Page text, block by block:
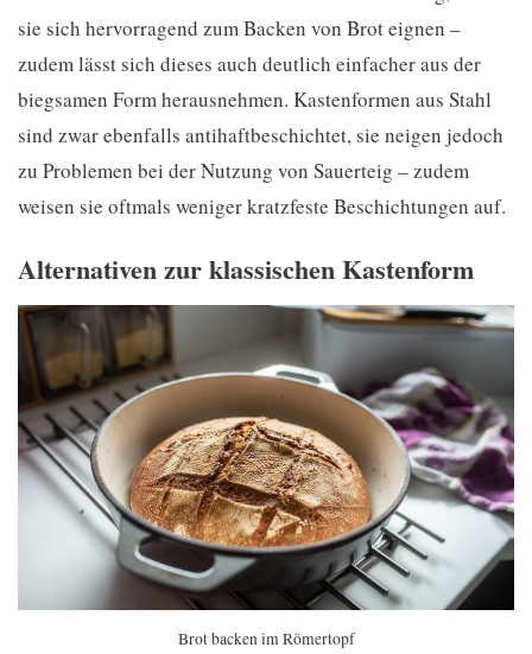
sie sich hervorragend zum Backen von Brot eignen –
zudem lässt sich dieses auch deutlich einfacher aus der
biegsamen Form herausnehmen. Kastenformen aus Stahl
sind zwar ebenfalls antihaftbeschichtet, sie neigen jedoch
zu Problemen bei der Nutzung von Sauerteig – zudem
weisen sie oftmals weniger kratzfeste Beschichtungen auf.
Alternativen zur klassischen Kastenform
Brot backen im Römertopf